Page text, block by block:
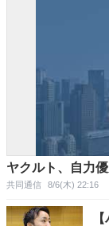
ヤクルト、自力
共同通信 8/6(木) 22:16